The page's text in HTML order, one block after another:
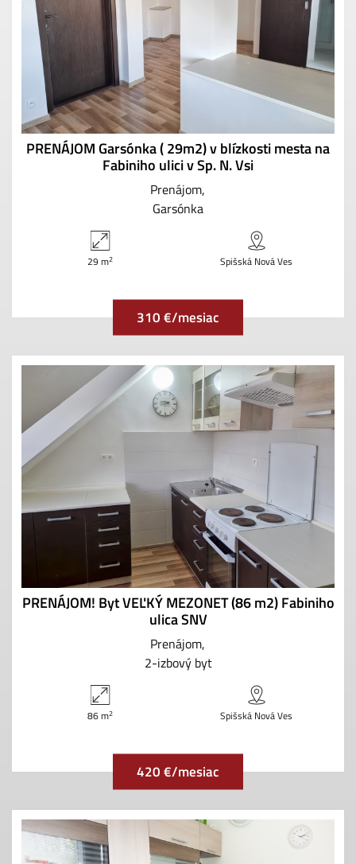
PRENÁJOM Garsónka ( 29m2) v blízkosti mesta na
Fabiniho ulici v Sp. N. Vsi
Prenájom
Garsónka
29 m2 Spišská Nová Ves
310 €/mesiac
PRENÁJOM! Byt VEĽKÝ MEZONET (86 m2) Fabiniho
ulica SNV
Prenájom
2-izbový byt
86 m2 Spišská Nová Ves
420 €/mesiac